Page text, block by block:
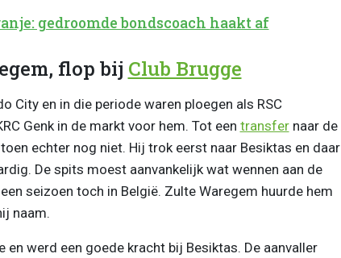
gedroomde bondscoach haakt af
flop bij Club Brugge
City en in die periode waren ploegen als RSC
Genk in de markt voor hem. Tot een transfernaar de
echter nog niet. Hij trok eerst naar Besiktas en daar
De spits moest aanvankelijk wat wennen aan de
seizoen toch in België. Zulte Waregem huurde hem
naam.
en werd een goede kracht bij Besiktas. De aanvaller